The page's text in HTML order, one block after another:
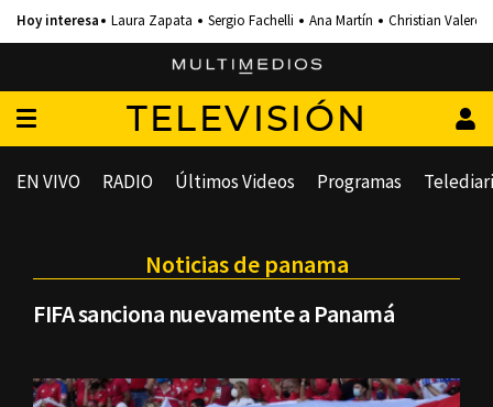
Laura Zapata Sergio Fachelli Ana Martín Christian Valero
TELEVISIÓN
EN VIVO RADIO Últimos Videos Programas
Noticias de panama
FIFA sanciona nuevamente a Panamá